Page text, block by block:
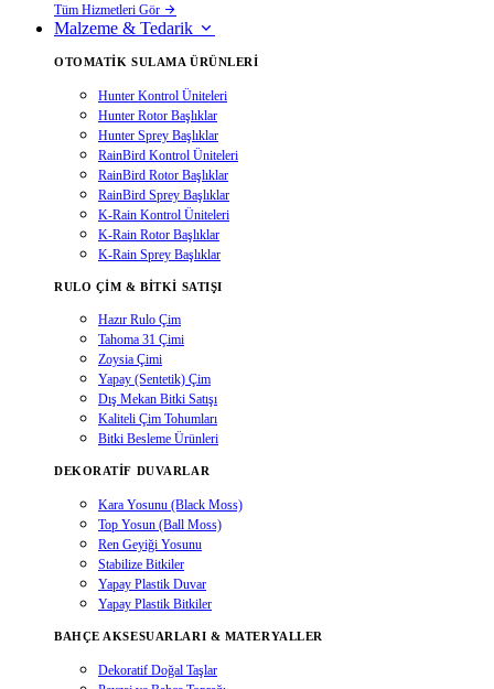
Tüm Hizmetleri Gör
Malzeme & Tedarik
OTOMATIK SULAMA ÜRÜNLERI
Hunter Kontrol Üniteleri
Hunter Rotor Başlıklar
Hunter Sprey Başlıklar
RainBird Kontrol Üniteleri
RainBird Rotor Başlıklar
RainBird Sprey Başlıklar
K-Rain Kontrol Üniteleri
K-Rain Rotor Başlıklar
K-Rain Sprey Başlıklar
RULO ÇIM & BITKI SATIŞI
Hazır Rulo Çim
Tahoma 31 Çimi
Zoysia Çimi
Yapay (Sentetik) Çim
Dış Mekan Bitki Satışı
Kaliteli Çim Tohumları
Bitki Besleme Ürünleri
DEKORATIF DUVARLAR
Kara Yosunu (Black Moss)
Top Yosun (Ball Moss)
Ren Geyiği Yosunu
Stabilize Bitkiler
Yapay Plastik Duvar
Yapay Plastik Bitkiler
BAHÇE AKSESUARLARI & MATERYALLER
Dekoratif Doğal Taşlar